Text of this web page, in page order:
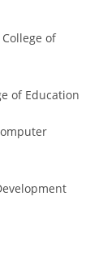
College of
of Education